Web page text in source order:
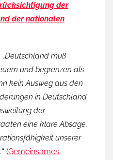
der
der nationalen
Deutschland muß
und begrenzen als
kein Ausweg aus den
in Deutschland
der
eine klare Absage,
unserer
“ (Gemeinsames